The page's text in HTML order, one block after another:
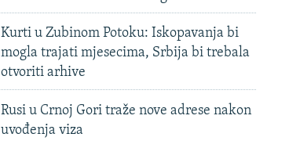
Kurti u Zubinom Potoku: Iskopavanja bi
mogla trajati mjesecima, Srbija bi trebala
otvoriti arhive
Rusi u Crnoj Gori traže nove adrese nakon
uvođenja viza